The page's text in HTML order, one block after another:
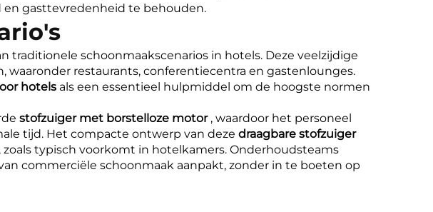
gasttevredenheid te behouden.
traditionele schoonmaakscenarios in hotels. Deze veelzijdige
restaurants, conferentiecentra en gastenlounges.
hotels als een essentieel hulpmiddel om de hoogste normen
stofzuiger met borstelloze motor , waardoor het personeel
tijd. Het compacte ontwerp van deze draagbare stofzuiger
typisch voorkomt in hotelkamers. Onderhoudsteams
commerciële schoonmaak aanpakt, zonder in te boeten op